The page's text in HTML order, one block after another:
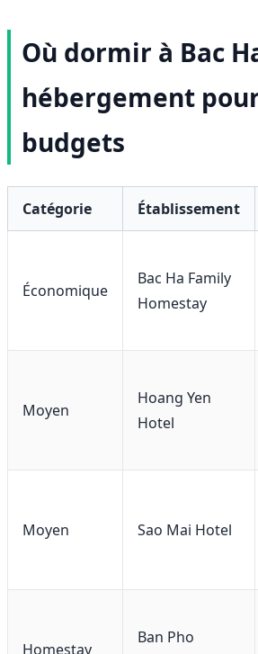
Où dormir à Bac
hébergement
budgets
Catégorie Établissement
Économique
Bac Ha Family
Homestay
Moyen
Hoang Yen
Hotel
Moyen Sao Mai Hotel
Homestay
Ban Pho